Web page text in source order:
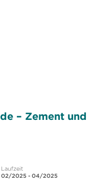
– Zement und
Laufzeit
02/2025 - 04/2025